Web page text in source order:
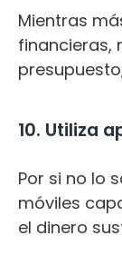
Mientras
financieras,
10. Utiliza
Por si no lo
móviles
el dinero